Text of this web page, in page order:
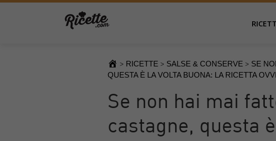
> RICETTE > SALSE & CONSERVE > SE
QUESTA È LA VOLTA BUONA: LA RICETTA
Se non hai mai
castagne, questa